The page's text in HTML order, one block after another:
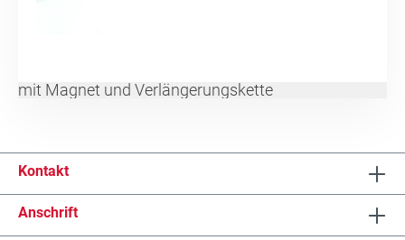
mit Magnet und Verlängerungskette
Kontakt
Anschrift